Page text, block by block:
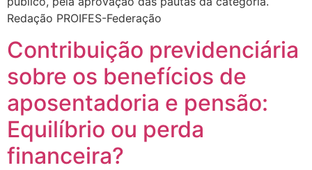
Redação PROIFES-Federação
Contribuição previdenciária
sobre os benefícios de
aposentadoria e pensão:
Equilíbrio ou perda
financeira?